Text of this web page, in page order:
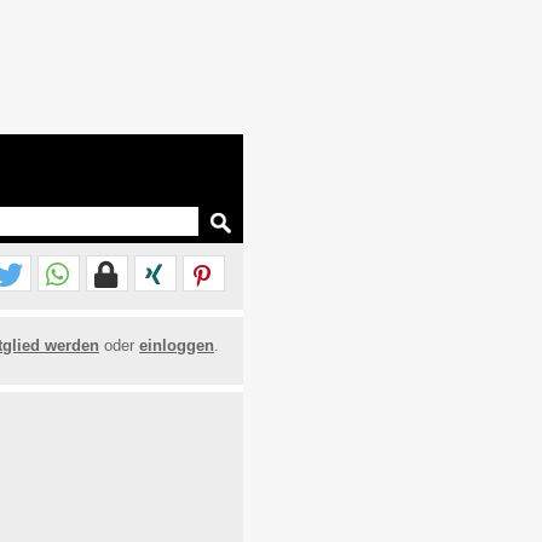
werden oder einloggen.